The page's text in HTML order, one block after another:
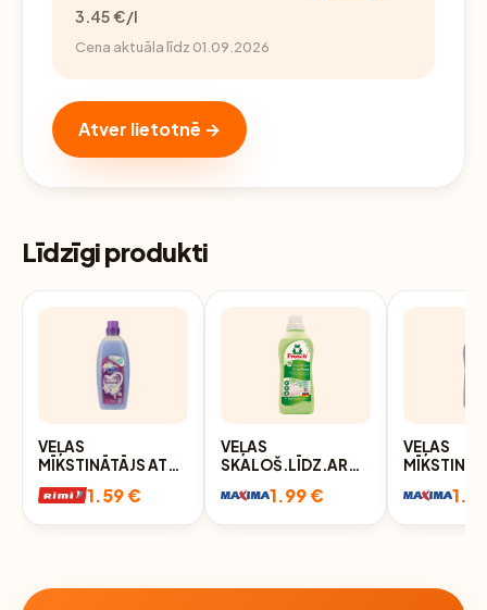
3.45 €/l
Cena aktuāla līdz 01.09.2026
Atver lietotnē →
Līdzīgi produkti
VEĻAS
MĪKSTINĀTĀJS AT
HOME FLORAL
750ML1.59 €
VEĻAS
SKALOŠ.LĪDZ.AR
FROSCH,750ML
1.99 €
VEĻAS